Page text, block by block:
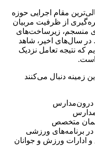
مقام اجرایی حوزه
از ظرفیت مربیان
منسجم، زیرساخت‌های
سال‌های اخیر، شاهد
که نتیجه تعامل نزدیک
زمینه دنبال می‌کنند
درون‌مدارس
متخصص
برنامه‌های ورزشی
و ادارات ورزش و جوانان